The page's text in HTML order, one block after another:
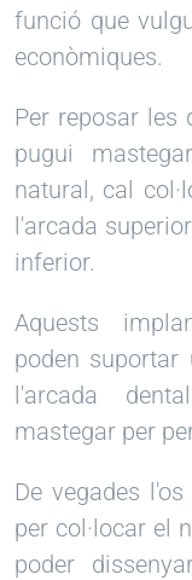
funció que
econòmiques.
Per reposar les
pugui
natural, cal
l'arcada
inferior.
Aquests
poden suportar
l'arcada
mastegar per
De vegades
per col·locar el
poder